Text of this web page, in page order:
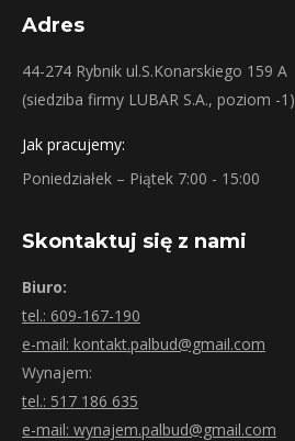
Adres
44-274 Rybnik ul.S.Konarskiego 159 A
(siedziba firmy LUBAR S.A., poziom -1)
Jak pracujemy:
Poniedziałek – Piątek 7:00 - 15:00
Skontaktuj się z nami
Biuro:
tel.: 609-167-190
e-mail: kontakt.palbud@gmail.com
Wynajem:
tel.: 517 186 635
e-mail: wynajem.palbud@gmail.com